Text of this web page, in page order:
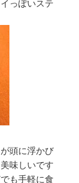
っぽいステ
頭に浮かび
味しいです
も手軽に食